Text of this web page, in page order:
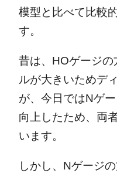
模型と比べて比較
す。
昔は、HOゲージ
ルが大きいためデ
が、今日ではNゲ
向上したため、両
います。
しかし、Nゲージ